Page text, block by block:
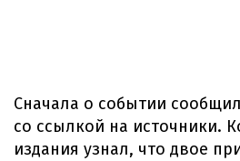
Сначала о событии
со ссылкой на источники.
издания узнал, что двое